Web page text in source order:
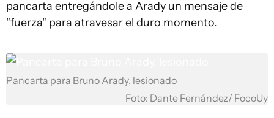
pancarta entregándole a Arady un mensaje de
"fuerza" para atravesar el duro momento.
Pancarta para Bruno Arady, lesionado
Foto: Dante Fernández/ FocoUy